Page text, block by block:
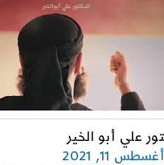
علي أبو الخير
11, 2021